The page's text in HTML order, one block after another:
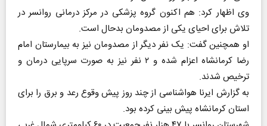
وی اظهار کرد: هم اکنون گروه پزشکی در مرکز درمانی روانسر در
تلاش برای احیای یکی از مصدومان بدحال است.
او همچنین گفت: یک نفر دیگر از مصدومان نیز به بیمارستان امام
رضا کرمانشاه اعزام شده و ۲ نفر نیز به صورت سرپایی درمان و
ترخیص شدند.
به گزارش ایرنا هواشناسی از چند روز پیش وقوع رعد و برق را برای
استان کرمانشاه پیش بینی کرده بود.